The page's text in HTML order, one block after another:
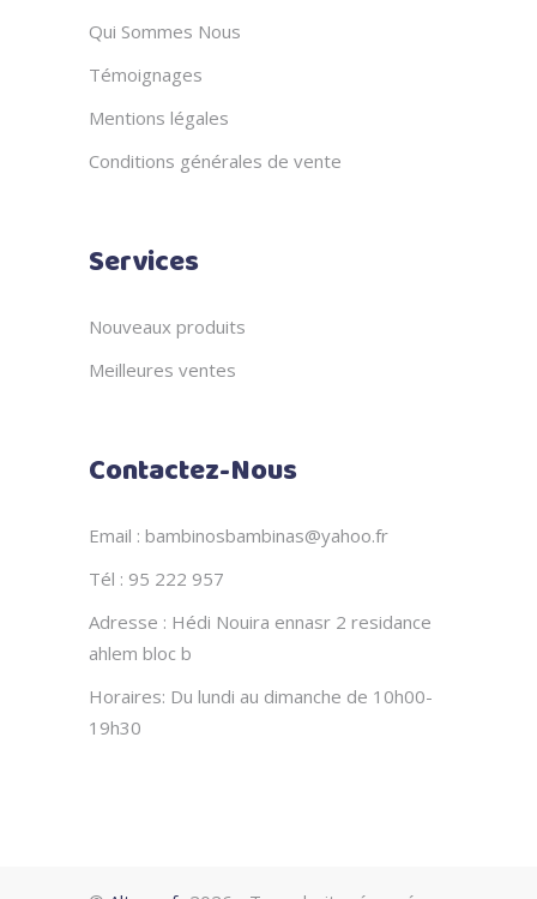
Qui Sommes Nous
Témoignages
Mentions légales
Conditions générales de vente
Services
Nouveaux produits
Meilleures ventes
Contactez-Nous
Email : bambinosbambinas@yahoo.fr
Tél : 95 222 957
Adresse : Hédi Nouira ennasr 2 residance
ahlem bloc b
Horaires: Du lundi au dimanche de 10h00-
19h30